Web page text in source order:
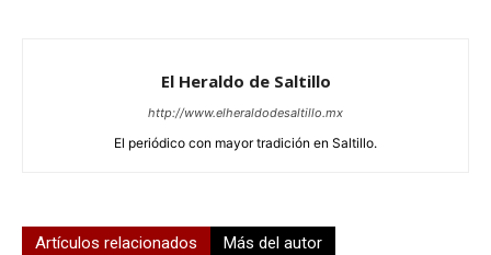
El Heraldo de Saltillo
http://www.elheraldodesaltillo.mx
El periódico con mayor tradición en Saltillo.
Artículos relacionados Más del autor